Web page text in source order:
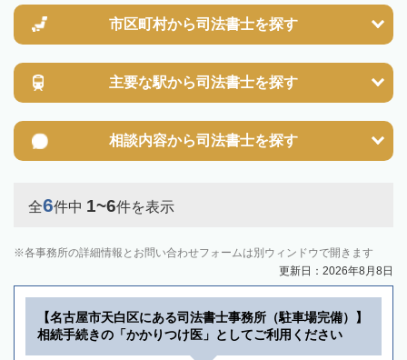
す。その他の相続手続きも任せることが可能です。
また、義務化に伴い、相続人申告登記制度が創設されました。遺産分割
の話し合いがまとまらず登記できない場合は、この制度の活用を検討し
市区町村から司法書士を探す
主要な駅から司法書士を探す
相談内容から司法書士を探す
全6件中 1~6件を表示
各事務所の詳細情報とお問い合わせフォームは別ウィンドウで開きます
更新日：2026年8月8日
【名古屋市天白区にある司法書士事務所（駐車場完備）】
相続手続きの「かかりつけ医」としてご利用ください